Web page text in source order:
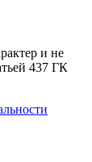
и не
437 ГК